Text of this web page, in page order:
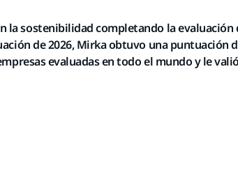
la sostenibilidad completando la
de 2026, Mirka obtuvo una puntuación
evaluadas en todo el mundo y le